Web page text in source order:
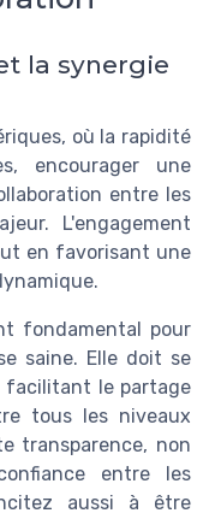
la synergie
où la rapidité
encourager une
entre les
L'engagement
en favorisant une
fondamental pour
saine. Elle doit se
facilitant le partage
tous les niveaux
transparence, non
entre les
aussi à être